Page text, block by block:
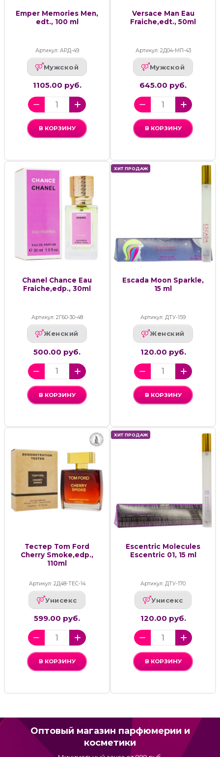
Emper Memories Men,
edt., 100 ml
Артикул: АРД-49
Мужской
1105.00 руб.
В КОРЗИНУ
Versace Man Eau
Fraiche,edt., 50ml
Артикул: 2Д04-МП-43
Мужской
645.00 руб.
В КОРЗИНУ
Chanel Chance Eau
Fraiche,edp., 30ml
Артикул: 2Г60-30-48
Женский
500.00 руб.
В КОРЗИНУ
ХИТ ПРОДАЖ
Escada Moon Sparkle,
15 ml
Артикул: ДТУ-159
Женский
120.00 руб.
В КОРЗИНУ
Тестер Tom Ford
Cherry Smoke,edp.,
110ml
Артикул: 2Д48-ТЕС-14
Унисекс
599.00 руб.
В КОРЗИНУ
ХИТ ПРОДАЖ
Escentric Molecules
Escentric 01, 15 ml
Артикул: ДТУ-170
Унисекс
120.00 руб.
В КОРЗИНУ
Оптовый магазин парфюмерии и
косметики